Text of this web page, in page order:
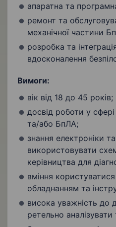
апаратна та
ремонт та
механічної частини
розробка та
вдосконалення
Вимоги:
вік від 18 до 45 років;
досвід роботи у
та/або БпЛА;
знання електроніки
використовувати
керівництва для
вміння
обладнанням та
висока уважність до
ретельно